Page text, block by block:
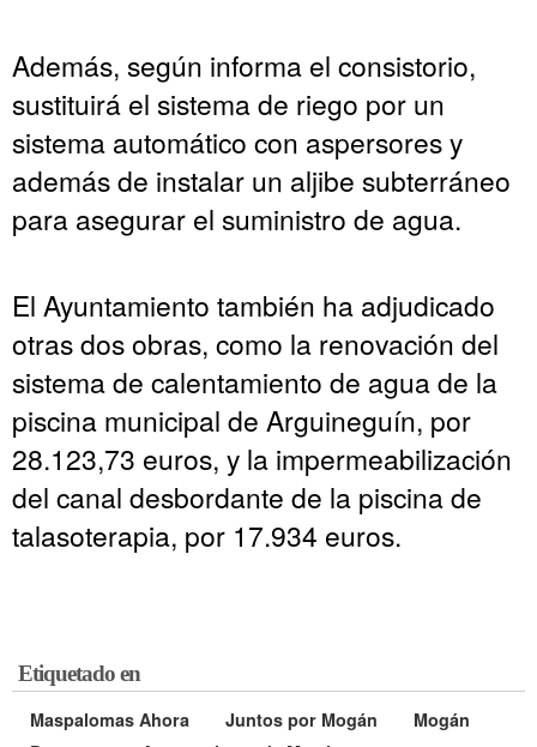
Además, según informa el consistorio,
sustituirá el sistema de riego por un
sistema automático con aspersores y
además de instalar un aljibe subterráneo
para asegurar el suministro de agua.
El Ayuntamiento también ha adjudicado
otras dos obras, como la renovación del
sistema de calentamiento de agua de la
piscina municipal de Arguineguín, por
28.123,73 euros, y la impermeabilización
del canal desbordante de la piscina de
talasoterapia, por 17.934 euros.
Etiquetado en
Maspalomas Ahora Juntos por Mogán
Mogán